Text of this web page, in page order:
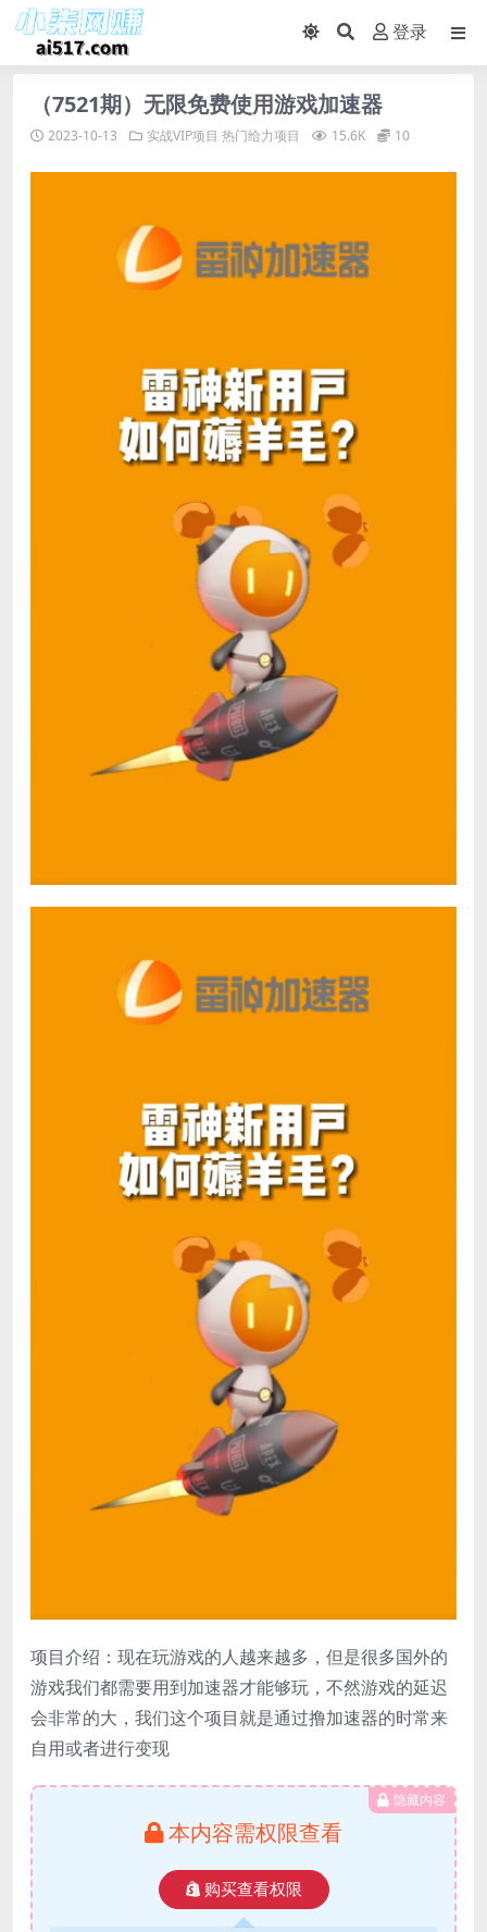
登录
（7521期）无限免费使用游戏加速器
2023-10-13 实战VIP项目 热门给力项目 15.6K 10
项目介绍：现在玩游戏的人越来越多，但是很多国外的
游戏我们都需要用到加速器才能够玩，不然游戏的延迟
会非常的大，我们这个项目就是通过撸加速器的时常来
自用或者进行变现
隐藏内容
本内容需权限查看
购买查看权限